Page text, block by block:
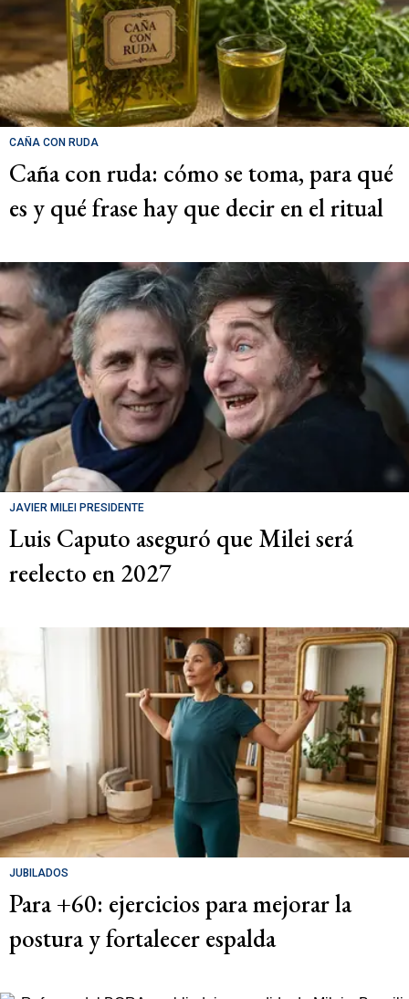
CAÑA CON RUDA
Caña con ruda: cómo se toma, para qué
es y qué frase hay que decir en el ritual
JAVIER MILEI PRESIDENTE
Luis Caputo aseguró que Milei será
reelecto en 2027
JUBILADOS
Para +60: ejercicios para mejorar la
postura y fortalecer espalda